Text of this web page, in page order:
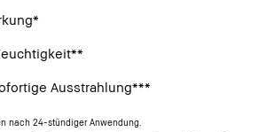
Ausstrahlung***
nach 24-stündiger Anwendung.